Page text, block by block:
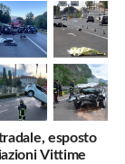
esposto
Vittime